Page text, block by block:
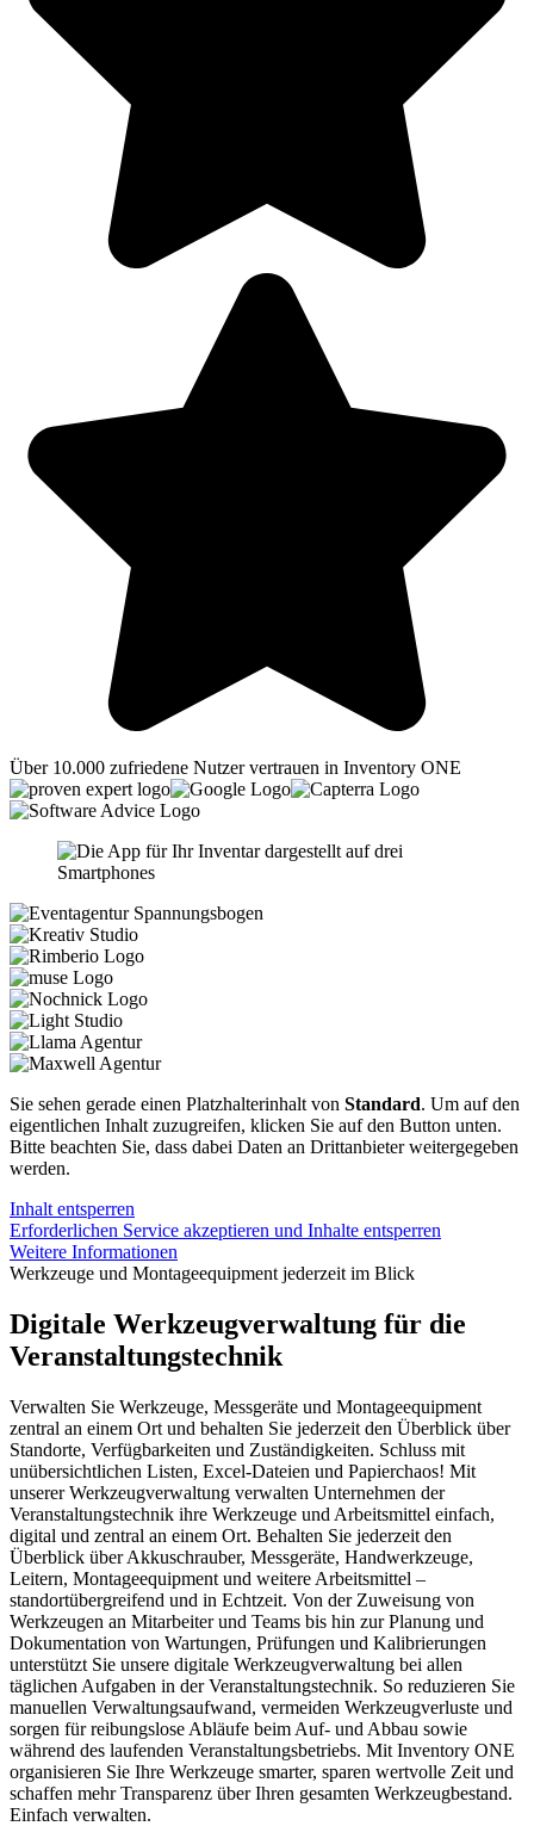
Über 10.000 zufriedene Nutzer vertrauen in Inventory ONE
Sie sehen gerade einen Platzhalterinhalt von Standard. Um auf den
eigentlichen Inhalt zuzugreifen, klicken Sie auf den Button unten.
Bitte beachten Sie, dass dabei Daten an Drittanbieter weitergegeben
werden.
Inhalt entsperren
Erforderlichen Service akzeptieren und Inhalte entsperren
Weitere Informationen
Werkzeuge und Montageequipment jederzeit im Blick
Digitale Werkzeugverwaltung für die
Veranstaltungstechnik
Verwalten Sie Werkzeuge, Messgeräte und Montageequipment
zentral an einem Ort und behalten Sie jederzeit den Überblick über
Standorte, Verfügbarkeiten und Zuständigkeiten. Schluss mit
unübersichtlichen Listen, Excel-Dateien und Papierchaos! Mit
unserer Werkzeugverwaltung verwalten Unternehmen der
Veranstaltungstechnik ihre Werkzeuge und Arbeitsmittel einfach,
digital und zentral an einem Ort. Behalten Sie jederzeit den
Überblick über Akkuschrauber, Messgeräte, Handwerkzeuge,
Leitern, Montageequipment und weitere Arbeitsmittel –
standortübergreifend und in Echtzeit. Von der Zuweisung von
Werkzeugen an Mitarbeiter und Teams bis hin zur Planung und
Dokumentation von Wartungen, Prüfungen und Kalibrierungen
unterstützt Sie unsere digitale Werkzeugverwaltung bei allen
täglichen Aufgaben in der Veranstaltungstechnik. So reduzieren Sie
manuellen Verwaltungsaufwand, vermeiden Werkzeugverluste und
sorgen für reibungslose Abläufe beim Auf- und Abbau sowie
während des laufenden Veranstaltungsbetriebs. Mit Inventory ONE
organisieren Sie Ihre Werkzeuge smarter, sparen wertvolle Zeit und
schaffen mehr Transparenz über Ihren gesamten Werkzeugbestand.
Einfach verwalten.